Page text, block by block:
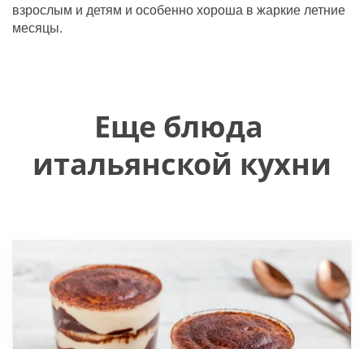
взрослым и детям и особенно хороша в жаркие летние
месяцы.
Еще блюда
итальянской кухни